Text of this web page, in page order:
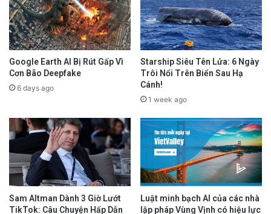
Google Earth AI Bị Rút Gấp Vì
Cơn Bão Deepfake
6 days ago
Starship Siêu Tên Lửa: 6 Ngày
Trôi Nổi Trên Biển Sau Hạ
Cánh!
1 week ago
Sam Altman Dành 3 Giờ Lướt
TikTok: Câu Chuyện Hấp Dẫn
Luật minh bạch AI của các nhà
lập pháp Vùng Vịnh có hiệu lực